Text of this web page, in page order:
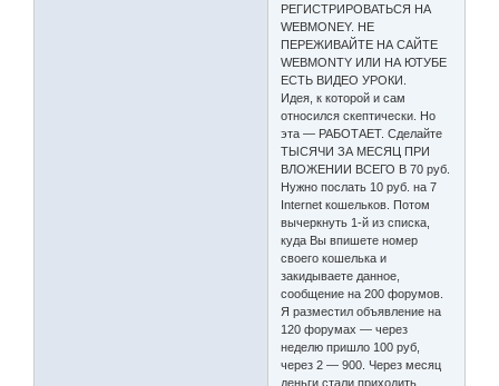
РЕГИСТРИРОВАТЬСЯ НА
WEBMONEY. НЕ
ПЕРЕЖИВАЙТЕ НА САЙТЕ
WEBMONTY ИЛИ НА ЮТУБЕ
ЕСТЬ ВИДЕО УРОКИ.
Идея, к которой и сам
относился скептически. Но
эта — РАБОТАЕТ. Сделайте
ТЫСЯЧИ ЗА МЕСЯЦ ПРИ
ВЛОЖЕНИИ ВСЕГО В 70 руб.
Нужно послать 10 руб. на 7
Internet кошельков. Потом
вычеркнуть 1-й из списка,
куда Вы впишете номер
своего кошелька и
закидываете данное,
сообщение на 200 форумов.
Я разместил объявление на
120 форумах — через
неделю пришло 100 руб,
через 2 — 900. Через месяц
деньги стали приходить